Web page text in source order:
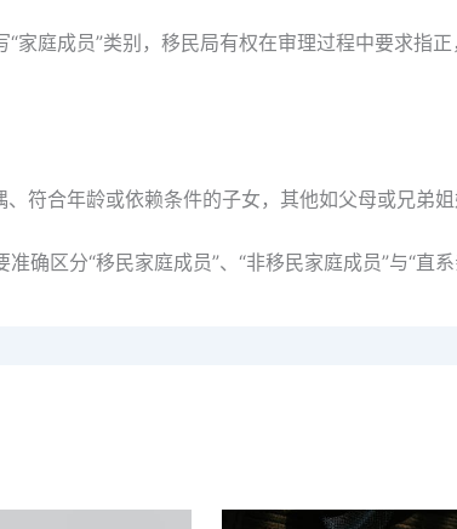
家庭成员”类别，移民局有权在审理过程中要求指
、符合年龄或依赖条件的子女，其他如父母或兄弟
准确区分“移民家庭成员”、“非移民家庭成员”与“直